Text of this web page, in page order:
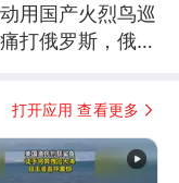
用国产火烈鸟巡
打俄罗斯，俄军
打开应用 查看更多